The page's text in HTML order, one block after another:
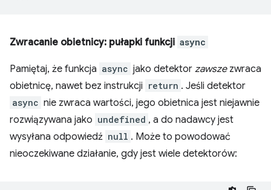
Zwracanie obietnicy: pułapki funkcji async
Pamiętaj, że funkcja async jako detektor zawszezwraca
obietnicę, nawet bez instrukcji return . Jeśli detektor
async nie zwraca wartości, jego obietnica jest niejawnie
rozwiązywana jako undefined , a do nadawcy jest
wysyłana odpowiedź null . Może to powodować
nieoczekiwane działanie, gdy jest wiele detektorów: